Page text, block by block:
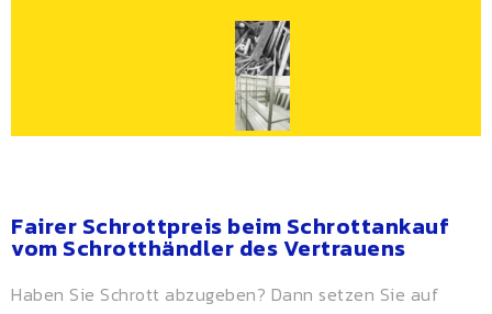
Fairer Schrottpreis beim Schrottankauf
vom Schrotthändler des Vertrauens
Haben Sie Schrott abzugeben? Dann setzen Sie auf